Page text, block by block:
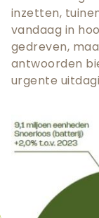
inzetten,
vandaag in
gedreven,
antwoorden
urgente
Teaser
afbeelding